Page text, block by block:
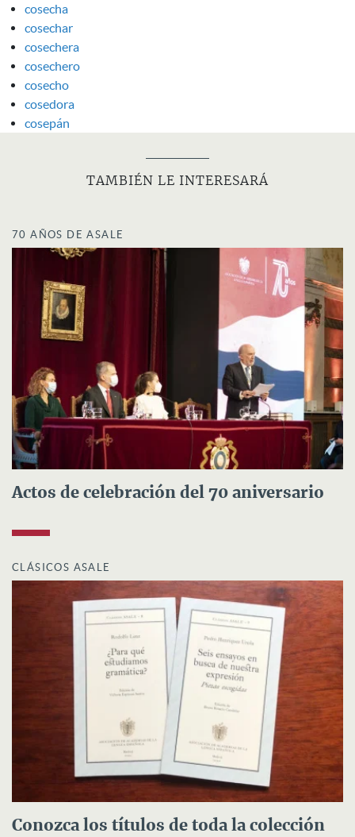
cosecha
cosechar
cosechera
cosechero
cosecho
cosedora
cosepán
TAMBIÉN LE INTERESARÁ
70 AÑOS DE ASALE
Actos de celebración del 70 aniversario
CLÁSICOS ASALE
Conozca los títulos de toda la colección